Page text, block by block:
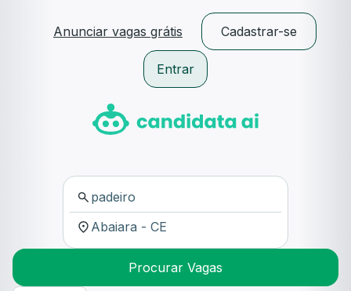
Anunciar vagas grátis Cadastrar-se
Entrar
Procurar Vagas